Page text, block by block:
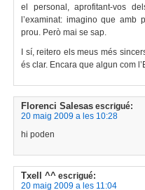
el personal, aprofitant-vos
l’examinat: imagino que amb
prou. Però mai se sap.
I sí, reitero els meus més
és clar. Encara que algun com
Florenci Salesas escrigué:
20 maig 2009 a les 10:28
hi poden
Txell ^^ escrigué:
20 maig 2009 a les 11:04